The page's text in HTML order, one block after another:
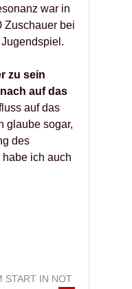
war in
Zuschauer bei
zu sein
auf das
auf das
glaube sogar,
des
ich auch
START IN NOT